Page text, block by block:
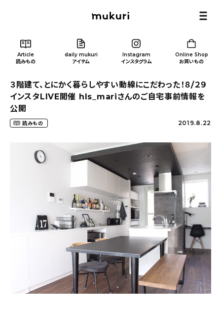
Article
読みもの
daily mukuri
アイテム
Instagram
インスタグラム
Online Shop
お買いもの
カテゴリー一覧
人気の記事
インテリア
３階建て、とにかく暮らしやすい動線にこだわった！８/２９
インスタLIVE開催 hls_mariさんのご自宅事前情報を
公開
読みもの 2019.8.22